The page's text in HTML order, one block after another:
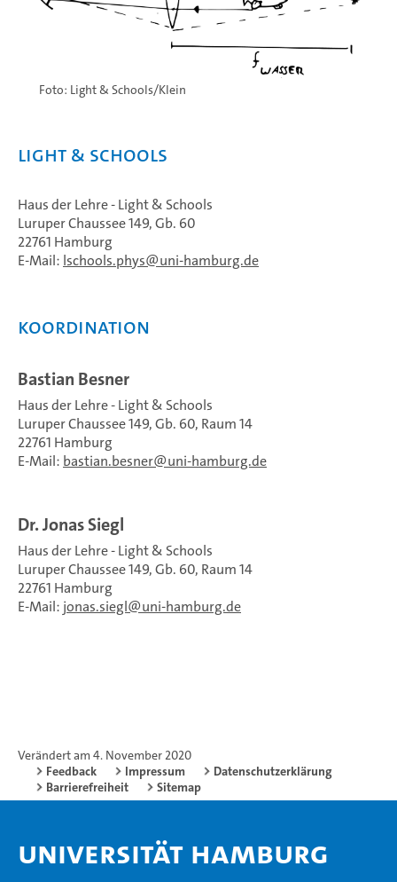
Foto: Light & Schools/Klein
Light & Schools
Haus der Lehre - Light & Schools
Luruper Chaussee 149, Gb. 60
22761 Hamburg
E-Mail: lschools.phys uni-hamburg.de
Koordination
Bastian Besner
Haus der Lehre - Light & Schools
Luruper Chaussee 149, Gb. 60, Raum 14
22761 Hamburg
E-Mail: bastian.besner uni-hamburg.de
Dr. Jonas Siegl
Haus der Lehre - Light & Schools
Luruper Chaussee 149, Gb. 60, Raum 14
22761 Hamburg
E-Mail: jonas.siegl uni-hamburg.de
Verändert am 4. November 2020
Feedback
Impressum
Datenschutzerklärung
Barrierefreiheit
Sitemap
Universität Hamburg